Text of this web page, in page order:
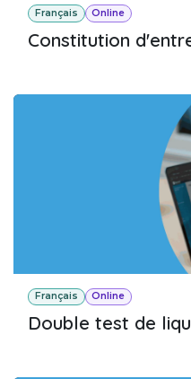
Français Online
Constitution
Français Online
Double test de